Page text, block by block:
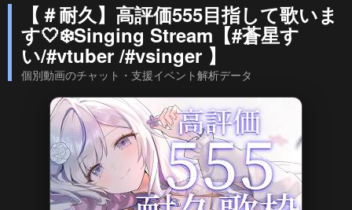
【＃耐久】高評価555目指して歌いま
す🤍❄️Singing Stream【#蒼星す
い/#vtuber /#vsinger 】
個別動画のチャット・支援イベント解析データ